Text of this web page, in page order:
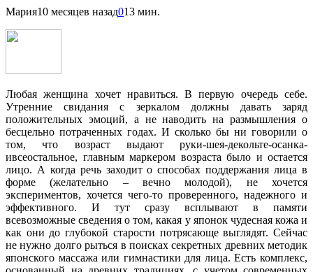
Мария10 месяцев назад013 мин.
Любая женщина хочет нравиться. В первую очередь себе.
Утренние свидания с зеркалом должны давать заряд
положительных эмоций, а не наводить на размышления о
бесцельно потраченных годах. И сколько бы ни говорили о
том, что возраст выдают руки-шея-декольте-осанка-
ивсеостальное, главным маркером возраста было и остается
лицо. А когда речь заходит о способах поддержания лица в
форме (желательно – вечно молодой), не хочется
экспериментов, хочется чего-то проверенного, надежного и
эффективного. И тут сразу всплывают в памяти
всевозможные сведения о том, какая у японок чудесная кожа и
как они до глубокой старости потрясающе выглядят. Сейчас
не нужно долго рыться в поисках секретных древних методик
японского массажа или гимнастики для лица. Есть комплекс,